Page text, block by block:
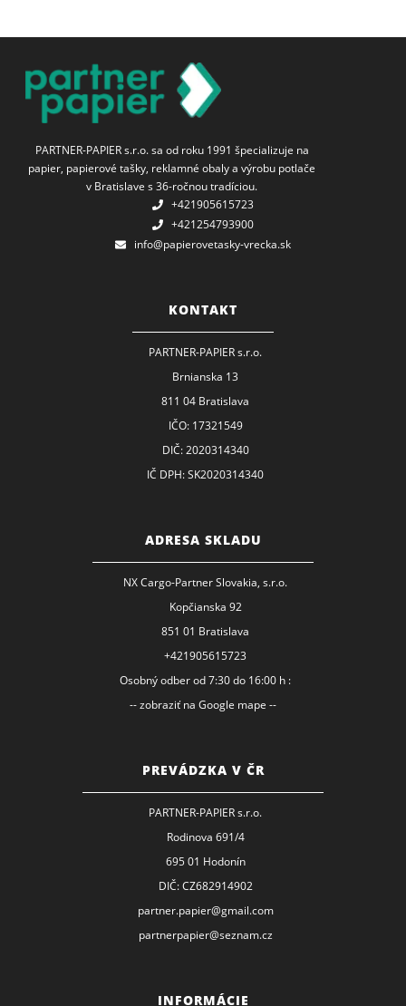
PARTNER-PAPIER s.r.o. sa od roku 1991 špecializuje na
papier, papierové tašky, reklamné obaly a výrobu potlače
v Bratislave s 36-ročnou tradíciou.
+421905615723
+421254793900
info@papierovetasky-vrecka.sk
KONTAKT
PARTNER-PAPIER s.r.o.
Brnianska 13
811 04 Bratislava
IČO: 17321549
DIČ: 2020314340
IČ DPH: SK2020314340
ADRESA SKLADU
NX Cargo-Partner Slovakia, s.r.o.
Kopčianska 92
851 01 Bratislava
+421905615723
Osobný odber od 7:30 do 16:00 h :
-- zobraziť na Google mape --
PREVÁDZKA V ČR
PARTNER-PAPIER s.r.o.
Rodinova 691/4
695 01 Hodonín
DIČ: CZ682914902
partner.papier@gmail.com
partnerpapier@seznam.cz
INFORMÁCIE